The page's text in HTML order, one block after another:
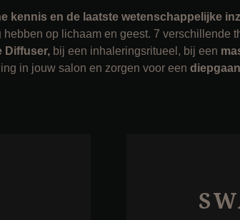
kennis en de laatste wetenschappelijke
hebben op lichaam en geest. 7 verschillende
Diffuser, bij een inhaleringsritueel, bij een
in jouw salon en zorgen voor een